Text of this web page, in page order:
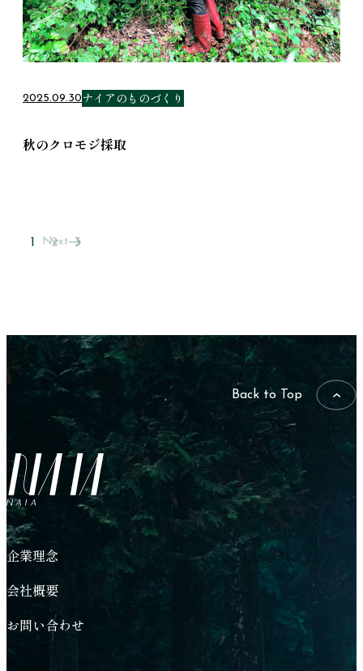
2025.09.30 ナイアのものづくり
秋のクロモジ採取
ページナビゲーション
1 2 3
Next
Back to Top
NAIA
企業理念
会社概要
お問い合わせ